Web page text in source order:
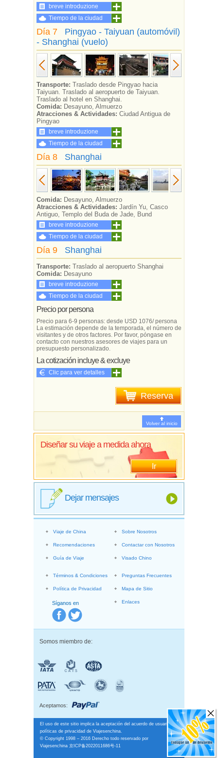
breve introduzione
Tiempo de la ciudad
Día 7
Pingyao - Taiyuan (automóvil)
- Shanghai (vuelo)
Transporte: Traslado desde Pingyao hacia
Taiyuan. Traslado al aeropuerto de Taiyuan.
Traslado al hotel en Shanghai.
Comida: Desayuno, Almuerzo
Atracciones & Actividades: Ciudad Antigua de
Pingyao
breve introduzione
Tiempo de la ciudad
Día 8 Shanghai
Comida: Desayuno, Almuerzo
Atracciones & Actividades: Jardín Yu, Casco
Antiguo, Templo del Buda de Jade, Bund
breve introduzione
Tiempo de la ciudad
Día 9 Shanghai
Transporte: Traslado al aeropuerto Shanghai
Comida: Desayuno
breve introduzione
Tiempo de la ciudad
Precio por persona
Precio para 6-9 personas: desde USD 1076/ persona
La estimación depende de la temporada, el número de
visitantes y de otros factores. Por favor, póngase en
contacto con nuestros asesores de viajes para un
presupuesto personalizado.
La cotización incluye & excluye
Clic para ver detalles
Reserva
Volver al inicio
Diseñar su viaje a medida ahora
Ir
Dejar mensajes
Síganos en
Viaje de China
Recomendaciones
Guía de Viaje
Sobre Nosotros
Contactar con Nosotros
Visado Chino
Términos & Condiciones
Política de Privacidad
Preguntas Frecuentes
Mapa de Sitio
Enlaces
Somos miembro de:
Aceptamos:
El uso de este sitio implica la aceptación del acuerdo de usuario y
políticas de privacidad de Viajesenchina.
© Copyright 1998 – 2016 Derecho todo reservado por
Viajesenchina 京ICP备2022011686号-11